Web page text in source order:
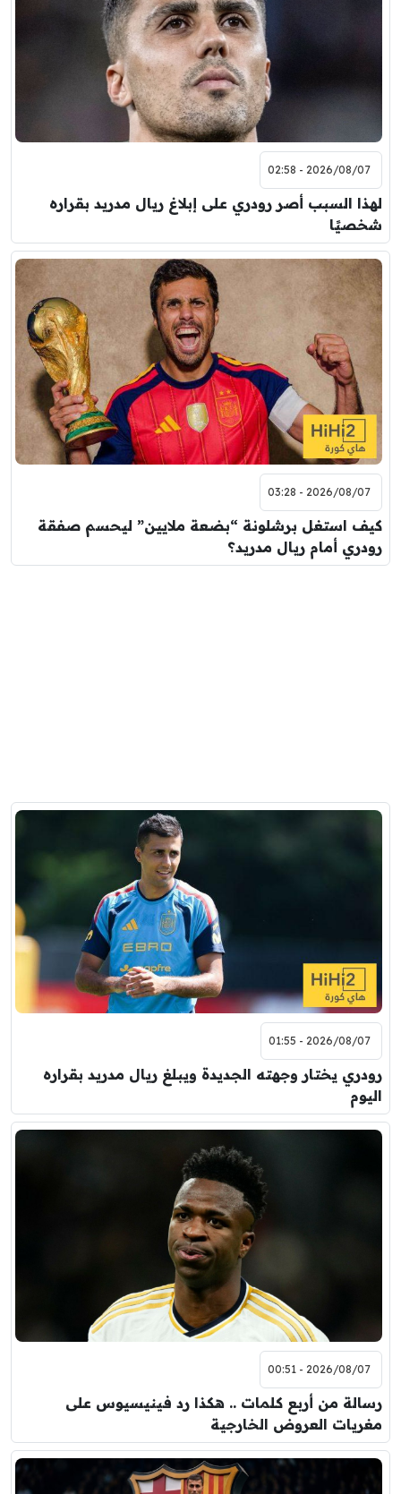
2026/08/07 - 02:58
لهذا السبب أصر رودري على إبلاغ ريال مدريد بقراره
شخصيًا
2026/08/07 - 03:28
كيف استغل برشلونة “بضعة ملايين” ليحسم صفقة
رودري أمام ريال مدريد؟
2026/08/07 - 01:55
رودري يختار وجهته الجديدة ويبلغ ريال مدريد بقراره
اليوم
2026/08/07 - 00:51
رسالة من أربع كلمات .. هكذا رد فينيسيوس على
مغريات العروض الخارجية